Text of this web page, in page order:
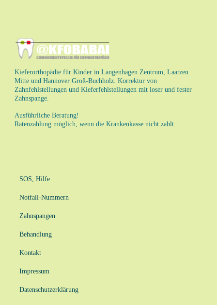
Kieferorthopädie für Kinder in Langenhagen Zentrum, Laatzen
Mitte und Hannover Groß-Buchholz. Korrektur von
Zahnfehlstellungen und Kieferfehlstellungen mit loser und fester
Zahnspange.
Ausführliche Beratung!
Ratenzahlung möglich, wenn die Krankenkasse nicht zahlt.
SOS, Hilfe
Notfall-Nummern
Zahnspangen
Behandlung
Kontakt
Impressum
Datenschutzerklärung